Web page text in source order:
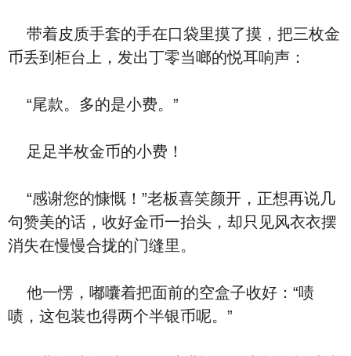
带着皮质手套的手在口袋里摸了摸，把三枚金
币丢到柜台上，发出丁零当啷的悦耳响声：
“尾款。多的是小费。”
足足半枚金币的小费！
“感谢您的慷慨！”老板喜笑颜开，正想再说几
句赞美的话，收好金币一抬头，却只见风衣衣摆
消失在慢慢合拢的门缝里。
他一愣，嘟囔着把面前的空盒子收好：“啧
啧，这包装也得两个半银币呢。”